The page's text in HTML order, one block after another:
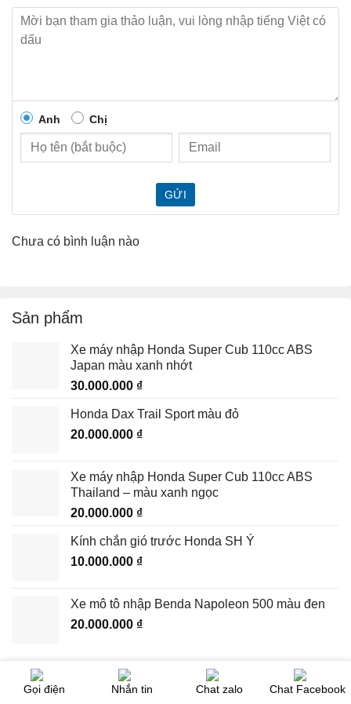
Anh Chị
GỬI
Chưa có bình luận nào
Sản phẩm
Xe máy nhập Honda Super Cub 110cc ABS
Japan màu xanh nhớt
30.000.000 ₫
Honda Dax Trail Sport màu đỏ
20.000.000 ₫
Xe máy nhập Honda Super Cub 110cc ABS
Thailand – màu xanh ngọc
20.000.000 ₫
Kính chắn gió trước Honda SH Ý
10.000.000 ₫
Xe mô tô nhập Benda Napoleon 500 màu đen
20.000.000 ₫
Bài viết, tin tức
Gọi điện Nhắn tin Chat zalo Chat Facebook